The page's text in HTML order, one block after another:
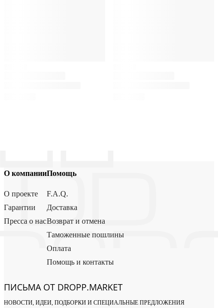
О компании
О проекте
Гарантии
Пресса о нас
Помощь
F.A.Q.
Доставка
Возврат и отмена
Таможенные пошлины
Оплата
Помощь и контакты
ПИСЬМА ОТ DROPP.MARKET
НОВОСТИ, ИДЕИ, ПОДБОРКИ И СПЕЦИАЛЬНЫЕ ПРЕДЛОЖЕНИЯ